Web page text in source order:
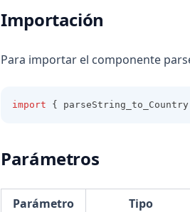
Importación
Para importar el componente
import {
Parámetros
Parámetro Tipo